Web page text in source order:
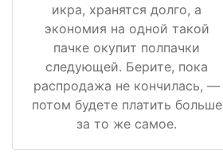
икра, хранятся долго, а
экономия на одной такой
пачке окупит полпачки
следующей. Берите, пока
распродажа не кончилась, —
потом будете платить больше
за то же самое.